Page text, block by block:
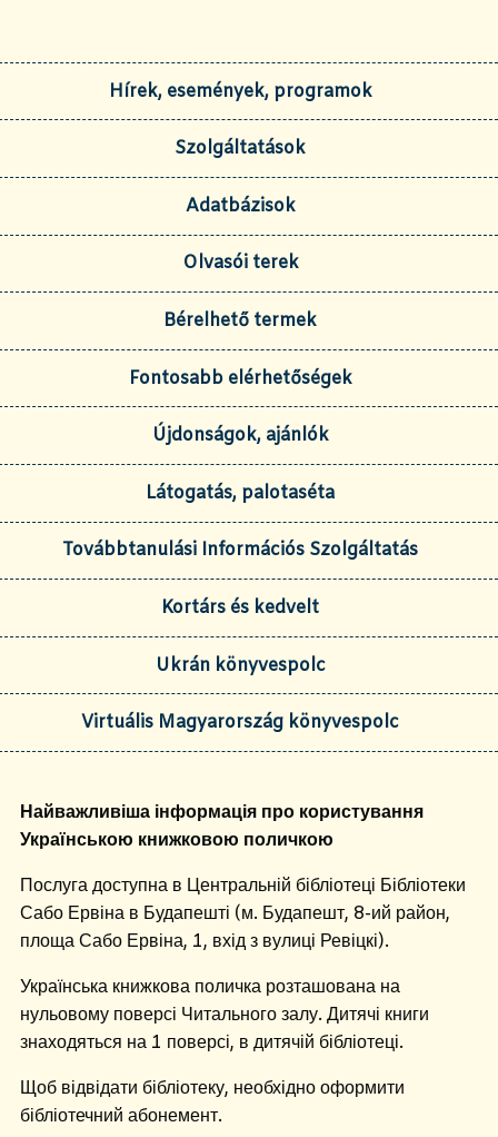
Hírek, események, programok
Szolgáltatások
Adatbázisok
Olvasói terek
Bérelhető termek
Fontosabb elérhetőségek
Újdonságok, ajánlók
Látogatás, palotaséta
Továbbtanulási Információs Szolgáltatás
Kortárs és kedvelt
Ukrán könyvespolc
Virtuális Magyarország könyvespolc
Найважливіша інформація про користування
Українською книжковою поличкою
Послуга доступна в Центральній бібліотеці Бібліотеки
Сабо Ервіна в Будапешті (м. Будапешт, 8-ий район,
площа Сабо Ервіна, 1, вхід з вулиці Ревіцкі).
Українська книжкова поличка розташована на
нульовому поверсі Читального залу. Дитячі книги
знаходяться на 1 поверсі, в дитячій бібліотеці.
Щоб відвідати бібліотеку, необхідно оформити
бібліотечний абонемент.